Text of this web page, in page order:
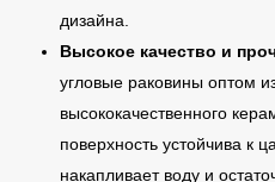
дизайна.
Высокое качество и
угловые раковины оптом
высококачественного
поверхность устойчива к
накапливает воду и